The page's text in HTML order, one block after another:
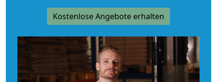
Kostenlose Angebote erhalten